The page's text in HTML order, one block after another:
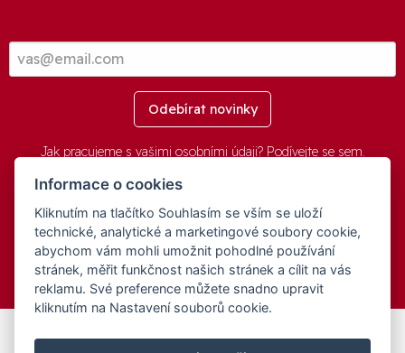
Odebírat novinky
Jak pracujeme s vašimi osobními údaji? Podívejte se sem.
© 2016-2026 -aGovernment.cz&Obec Oznice. Software:
aGovernment, Verze:4.0.1.1 - Beta. Číslo Licence: 74274001
Všechna práva vyhrazenaOchrana osobních údajů,Přístupnost
Informace o cookies
Kliknutím na tlačítko Souhlasím se vším se uloží
technické, analytické a marketingové soubory cookie,
abychom vám mohli umožnit pohodlné používání
stránek, měřit funkčnost našich stránek a cílit na vás
reklamu. Své preference můžete snadno upravit
kliknutím na Nastavení souborů cookie.